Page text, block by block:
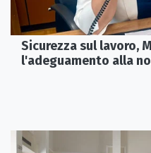
Sicurezza sul lavoro,
l'adeguamento alla